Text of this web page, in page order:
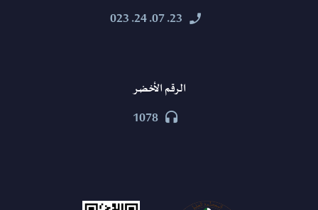


23. 07. 24. 023
الرقم الأخضر


1078